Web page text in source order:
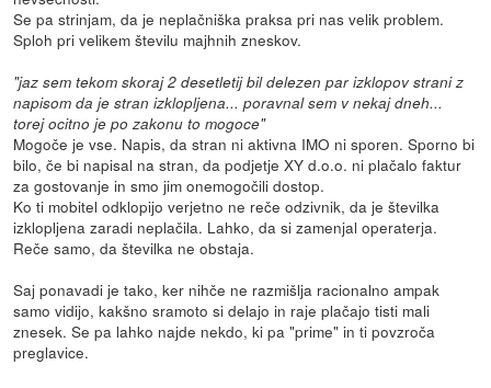
Se pa strinjam, da je neplačniška praksa pri nas velik problem.
Sploh pri velikem številu majhnih zneskov.
"jaz sem tekom skoraj 2 desetletij bil delezen par izklopov strani z
napisom da je stran izklopljena... poravnal sem v nekaj dneh...
torej ocitno je po zakonu to mogoce"
Mogoče je vse. Napis, da stran ni aktivna IMO ni sporen. Sporno bi
bilo, če bi napisal na stran, da podjetje XY d.o.o. ni plačalo faktur
za gostovanje in smo jim onemogočili dostop.
Ko ti mobitel odklopijo verjetno ne reče odzivnik, da je številka
izklopljena zaradi neplačila. Lahko, da si zamenjal operaterja.
Reče samo, da številka ne obstaja.
Saj ponavadi je tako, ker nihče ne razmišlja racionalno ampak
samo vidijo, kakšno sramoto si delajo in raje plačajo tisti mali
znesek. Se pa lahko najde nekdo, ki pa "prime" in ti povzroča
preglavice.